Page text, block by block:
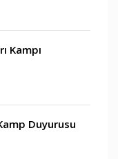
Kampı
Duyurusu